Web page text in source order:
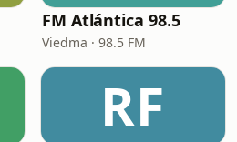
FM Atlántica 98.5
Viedma · 98.5 FM
RF